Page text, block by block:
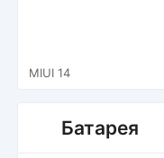
MIUI 14
Батарея